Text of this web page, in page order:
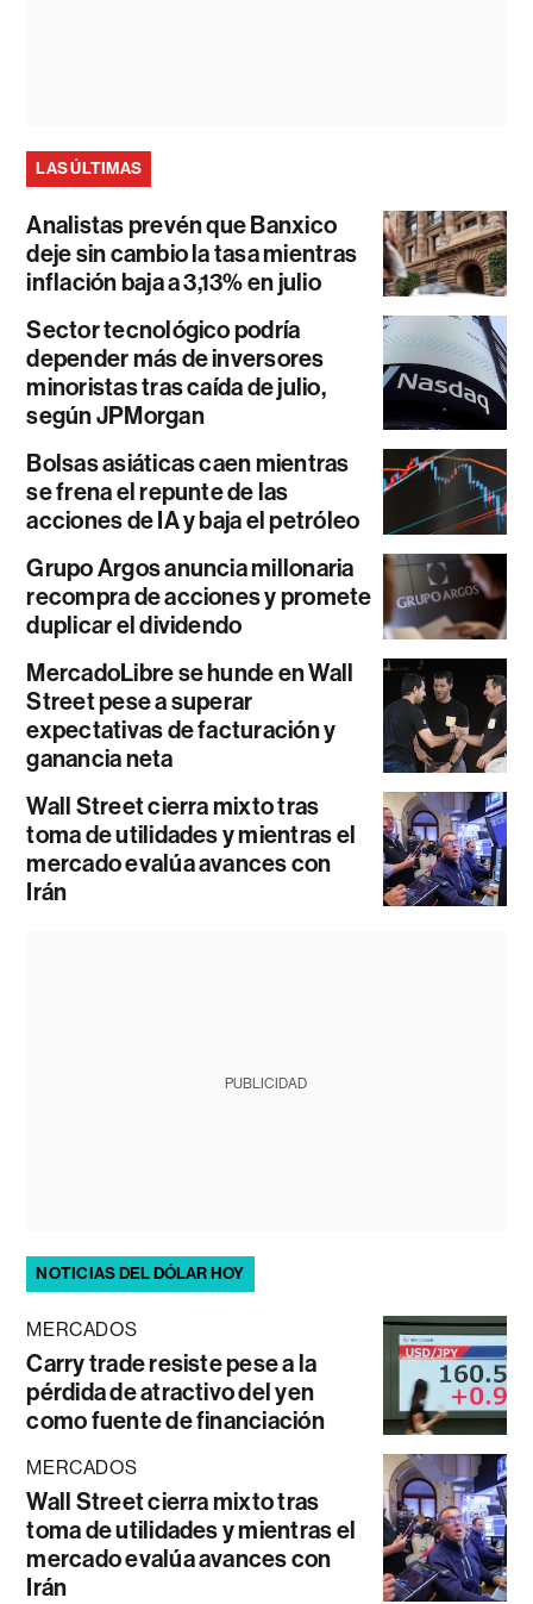
LAS ÚLTIMAS
Analistas prevén que Banxico
deje sin cambio la tasa mientras
inflación baja a 3,13% en julio
Sector tecnológico podría
depender más de inversores
minoristas tras caída de julio,
según JPMorgan
Bolsas asiáticas caen mientras
se frena el repunte de las
acciones de IA y baja el petróleo
Grupo Argos anuncia millonaria
recompra de acciones y promete
duplicar el dividendo
MercadoLibre se hunde en Wall
Street pese a superar
expectativas de facturación y
ganancia neta
Wall Street cierra mixto tras
toma de utilidades y mientras el
mercado evalúa avances con
Irán
PUBLICIDAD
NOTICIAS DEL DÓLAR HOY
MERCADOS
Carry trade resiste pese a la
pérdida de atractivo del yen
como fuente de financiación
MERCADOS
Wall Street cierra mixto tras
toma de utilidades y mientras el
mercado evalúa avances con
Irán